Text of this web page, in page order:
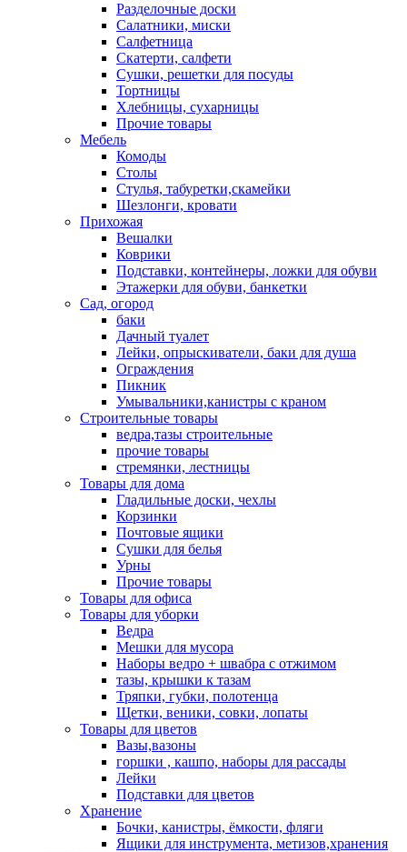
Разделочные доски
Салатники, миски
Салфетница
Скатерти, салфети
Сушки, решетки для посуды
Тортницы
Хлебницы, сухарницы
Прочие товары
Мебель
Комоды
Столы
Стулья, табуретки,скамейки
Шезлонги, кровати
Прихожая
Вешалки
Коврики
Подставки, контейнеры, ложки для обуви
Этажерки для обуви, банкетки
Сад, огород
баки
Дачный туалет
Лейки, опрыскиватели, баки для душа
Ограждения
Пикник
Умывальники,канистры с краном
Строительные товары
ведра,тазы строительные
прочие товары
стремянки, лестницы
Товары для дома
Гладильные доски, чехлы
Корзинки
Почтовые ящики
Сушки для белья
Урны
Прочие товары
Товары для офиса
Товары для уборки
Ведра
Мешки для мусора
Наборы ведро + швабра с отжимом
тазы, крышки к тазам
Тряпки, губки, полотенца
Щетки, веники, совки, лопаты
Товары для цветов
Вазы,вазоны
горшки , кашпо, наборы для рассады
Лейки
Подставки для цветов
Хранение
Бочки, канистры, ёмкости, фляги
Ящики для инструмента, метизов,хранения